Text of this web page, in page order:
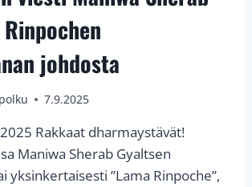
johdosta
7.9.2025
Rakkaat dharmaystävät!
Maniwa Sherab Gyaltsen
yksinkertaisesti ”Lama Rinpoche”,